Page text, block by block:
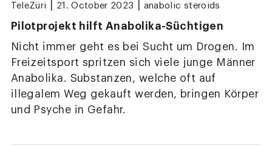
TeleZüri 21. October 2023 anabolic steroids
Pilotprojekt hilft Anabolika-Süchtigen
Nicht immer geht es bei Sucht um Drogen. Im
Freizeitsport spritzen sich viele junge Männer
Anabolika. Substanzen, welche oft auf
illegalem Weg gekauft werden, bringen Körper
und Psyche in Gefahr.